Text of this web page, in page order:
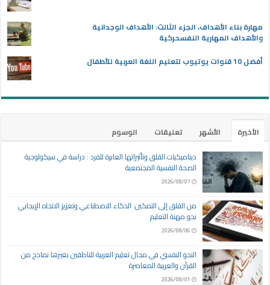
مهارة بناء الأهداف، الجزء الثالث: الأهداف الوجدانية
والأهداف المهارية النفسحركية
أفضل 10 قنوات يوتيوب لتعليم اللغة العربية للأطفال
الأخيرة الأشهر تعليقات
الوسوم
ديناميكيات القلق وتأثيراتها العابرة للفرد : دراسة في سيكولوجية
الصحة النفسية المجتمعية
2026/08/07
من القلق إلى التمكين: الذكاء الاصطناعي وتعزيز الاتجاه الإيجابي
نحو مهنة التعليم
2026/08/06
النحو النفسي في مجال تعليم العربية للناطقين بغيرها نماذج من
القرآن والعربية المعاصرة
2026/08/01